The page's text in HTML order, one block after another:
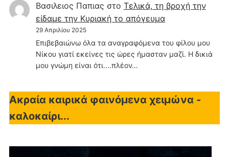
Βασιλειος Παπιας στο Τελικά, τη βροχή την
είδαμε την Κυριακή το απόγευμα
29 Απριλίου 2025
Επιβεβαιώνω όλα τα αναγραφόμενα του φίλου μου
Νίκου γιατί εκείνες τις ώρες ήμασταν μαζί. Η δικιά
μου γνώμη είναι ότι....πλέον…
Ακραία καιρικά φαινόμενα χειμώνα -
καλοκαίρι...